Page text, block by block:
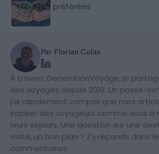
préférées
Par Florian Colas
À travers GenerationVoyage, je
des voyages depuis 2010. Un passe-
j'ai rapidement compris que mes
inspirer des voyageurs comme vous à
leurs séjours. Une question sur une
visite, un bon plan ? J'y réponds dans
commentaires.